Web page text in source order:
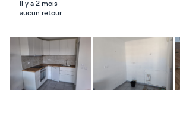
Il y a 2 mois
aucun retour